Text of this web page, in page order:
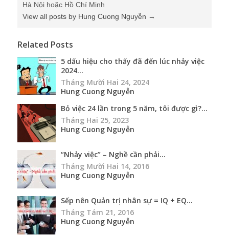
Hà Nội hoặc Hồ Chí Minh
View all posts by Hung Cuong Nguyễn →
Related Posts
5 dấu hiệu cho thấy đã đến lúc nhảy việc
2024...
Tháng Mười Hai 24, 2024
Hung Cuong Nguyễn
Bỏ việc 24 lần trong 5 năm, tôi được gì?...
Tháng Hai 25, 2023
Hung Cuong Nguyễn
“Nhảy việc” – Nghề cần phải...
Tháng Mười Hai 14, 2016
Hung Cuong Nguyễn
Sếp nên Quản trị nhân sự = IQ + EQ...
Tháng Tám 21, 2016
Hung Cuong Nguyễn